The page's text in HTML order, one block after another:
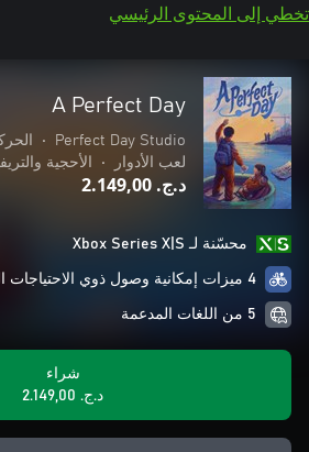
تخطي إلى المحتوى الرئيسي
A Perfect Day
Perfect Day Studio
•
لعب الأدوار
• الأحجية
د.ج.‏ 2.149,00
محسّنة لـ Xbox Series X|S
4 ميزات إمكانية وصول ذوي الاحتياجات الخاصة
5 من اللغات المدعمة
شراء
د.ج.‏ 2.149,00